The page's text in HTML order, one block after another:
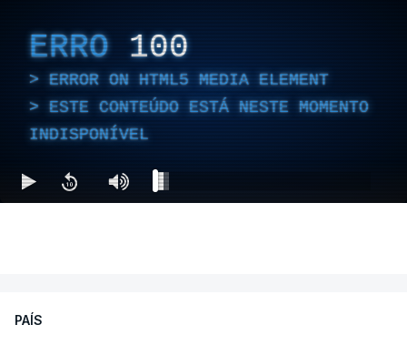
ERRO 100
ERROR ON HTML5 MEDIA ELEMENT
ESTE CONTEÚDO ESTÁ NESTE MOMENTO
INDISPONÍVEL
PAÍS